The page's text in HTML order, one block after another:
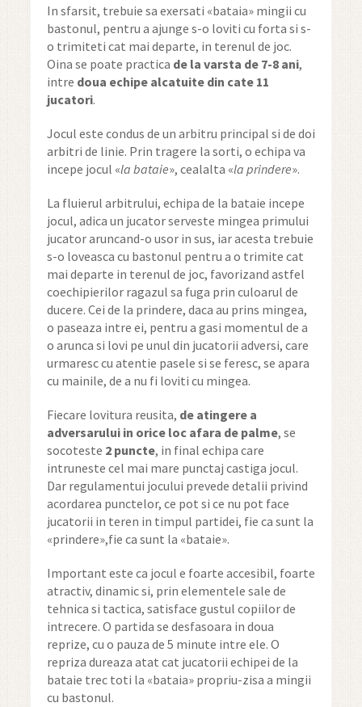
In sfarsit, trebuie sa exersati «bataia» mingii cu
bastonul, pentru a ajunge s-o loviti cu forta si s-
o trimiteti cat mai departe, in terenul de joc.
Oina se poate practica de la varsta de 7-8 ani,
intre doua echipe alcatuite din cate 11
jucatori.
Jocul este condus de un arbitru principal si de doi
arbitri de linie. Prin tragere la sorti, o echipa va
incepe jocul «la bataie», cealalta «la prindere».
La fluierul arbitrului, echipa de la bataie incepe
jocul, adica un jucator serveste mingea primului
jucator aruncand-o usor in sus, iar acesta trebuie
s-o loveasca cu bastonul pentru a o trimite cat
mai departe in terenul de joc, favorizand astfel
coechipierilor ragazul sa fuga prin culoarul de
ducere. Cei de la prindere, daca au prins mingea,
o paseaza intre ei, pentru a gasi momentul de a
o arunca si lovi pe unul din jucatorii adversi, care
urmaresc cu atentie pasele si se feresc, se apara
cu mainile, de a nu fi loviti cu mingea.
Fiecare lovitura reusita, de atingere a
adversarului in orice loc afara de palme, se
socoteste 2 puncte, in final echipa care
intruneste cel mai mare punctaj castiga jocul.
Dar regulamentui jocului prevede detalii privind
acordarea punctelor, ce pot si ce nu pot face
jucatorii in teren in timpul partidei, fie ca sunt la
«prindere»,fie ca sunt la «bataie».
Important este ca jocul e foarte accesibil, foarte
atractiv, dinamic si, prin elementele sale de
tehnica si tactica, satisface gustul copiilor de
intrecere. O partida se desfasoara in doua
reprize, cu o pauza de 5 minute intre ele. O
repriza dureaza atat cat jucatorii echipei de la
bataie trec toti la «bataia» propriu-zisa a mingii
cu bastonul.